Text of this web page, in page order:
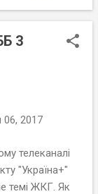
А от
стіл з
та
3
06, 2017
телеканалі
"Україна+"
темі ЖКГ. Як